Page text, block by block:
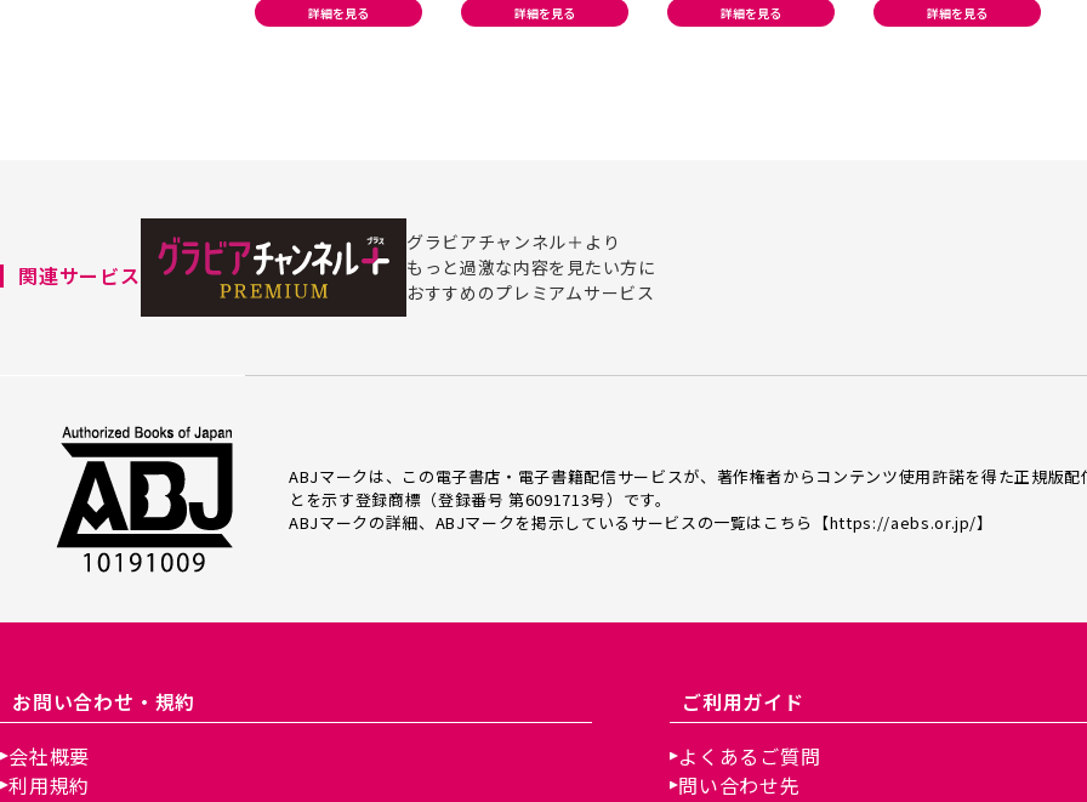
詳細を見る 詳細を見る 詳細を見る 詳細を見る
関連サービス
グラビアチャンネル＋より
もっと過激な内容を見たい方に
おすすめのプレミアムサービス
ABJマークは、この電子書店・電子書籍配信サービスが、著作権者からコンテンツ使用許諾を得た正規版配
とを示す登録商標（登録番号 第6091713号）です。
ABJマークの詳細、ABJマークを掲示しているサービスの一覧はこちら【https://aebs.or.jp/】
お問い合わせ・規約
会社概要
利用規約
ご利用ガイド
よくあるご質問
問い合わせ先